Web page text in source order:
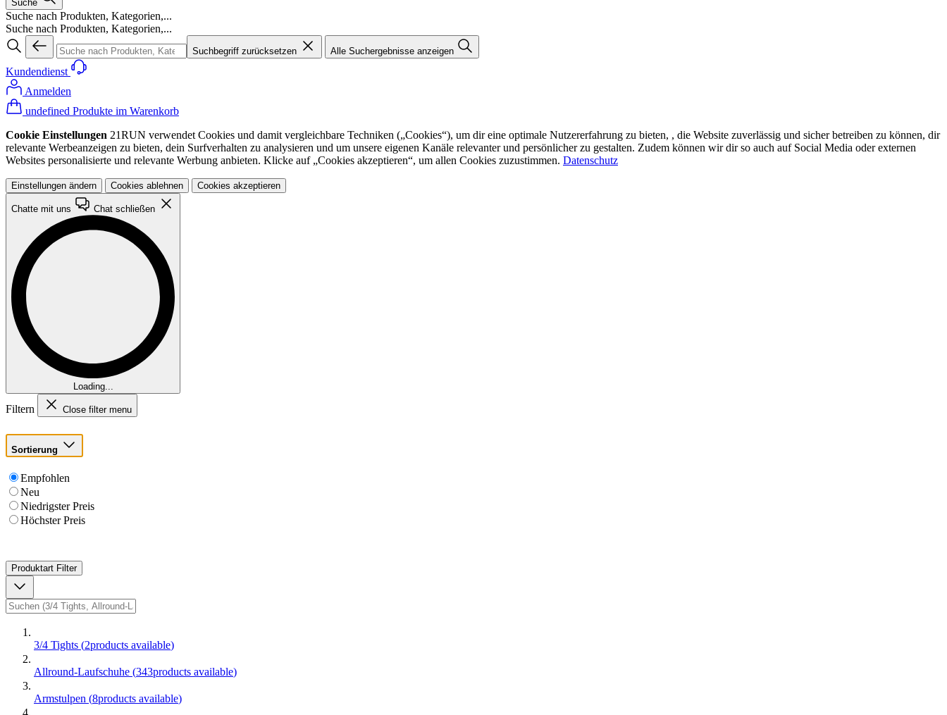
Suche
Suche nach Produkten, Kategorien,...
Suche nach Produkten, Kategorien,...
Suchbegriff zurücksetzen Alle Suchergebnisse anzeigen
Kundendienst
Anmelden
undefined Produkte im Warenkorb
Cookie Einstellungen 21RUN verwendet Cookies und damit vergleichbare Techniken („Cookies“), um dir eine optimale Nutzererfahrung zu bieten, , die Website zuverlässig und sicher betreiben zu können, dir
relevante Werbeanzeigen zu bieten, dein Surfverhalten zu analysieren und um unsere eigenen Kanäle relevanter und persönlicher zu gestalten. Zudem können wir dir so auch auf Social Media oder externen
Websites personalisierte und relevante Werbung anbieten. Klicke auf „Cookies akzeptieren“, um allen Cookies zuzustimmen. Datenschutz
Einstellungen ändern Cookies ablehnen Cookies akzeptieren
Chatte mit uns Chat schließen
Loading...
Filtern Close filter menu
Sortierung
Empfohlen
Neu
Niedrigster Preis
Höchster Preis
Produktart Filter
3/4 Tights (2products available)
Allround-Laufschuhe (343products available)
Armstulpen (8products available)